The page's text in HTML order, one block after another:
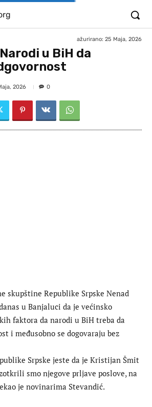
ažurirano: 25 Maja, 2026
u BiH da
2026 0
skupštine Republike Srpske Nenad
u Banjaluci da je većinsko
faktora da narodi u BiH treba da
i međusobno se dogovaraju bez
Srpske jeste da je Kristijan Šmit
smo njegove prljave poslove, na
je novinarima Stevandić.